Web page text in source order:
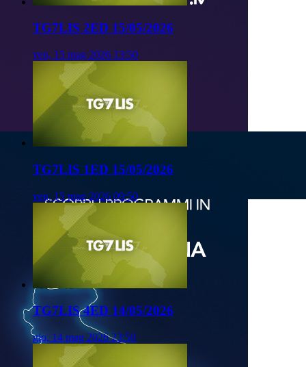
TG7LIS 2ED 15/05/2026
ven, 15 mag 2026 13:50
TG7LIS 1ED 15/05/2026
ven, 15 mag 2026 09:50
TG7LIS 4ED 14/05/2026
gio, 14 mag 2026 23:50